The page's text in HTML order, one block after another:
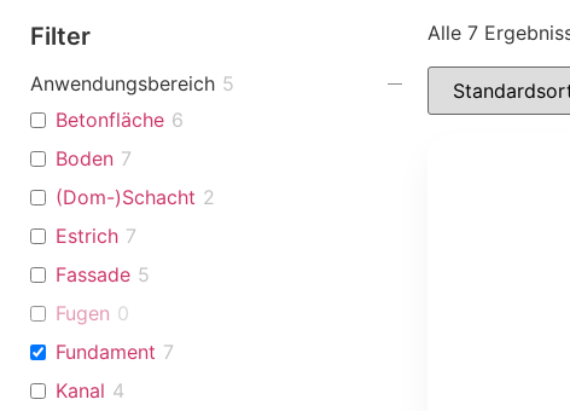
Filter
Anwendungsbereich 5
Betonfläche 6
Boden 7
(Dom-)Schacht 2
Estrich 7
Fassade 5
Fugen 0
Fundament 7
Kanal 4
Alle 7